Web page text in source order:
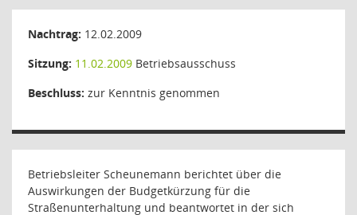
Nachtrag: 12.02.2009
Sitzung: 11.02.2009 Betriebsausschuss
Beschluss: zur Kenntnis genommen
Betriebsleiter Scheunemann berichtet über die
Auswirkungen der Budgetkürzung für die
Straßenunterhaltung und beantwortet in der sich